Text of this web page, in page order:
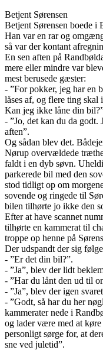
Betjent Sørensen
Betjent Sørensen boede i
Han var en rar og
så var der kontant
En sen aften på
mere eller mindre var
mest berusede gæster:
- ”For pokker, jeg har en
låses af, og flere ting skal
Kan jeg ikke låne din
- ”Jo, det kan du da godt.
aften”.
Og sådan blev det.
Nørup overvældede
faldt i en dyb søvn.
parkerede bil med den
stod tidligt op om
sovende og ringede til
bilen tilhørte jo ikke den
Efter at have scannet
tilhørte en kammerat til
troppe op henne på
Der udspandt der sig
- ”Er det din bil?”.
- ”Ja”, blev der lidt
- ”Har du lånt den ud til
- ”Ja”, blev der igen
- ”Godt, så har du her
kammerater nede i
og lader være med at
personligt sørge for, at
sne ved juletid”.